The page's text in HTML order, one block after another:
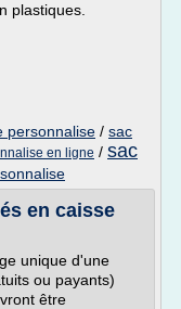
plastiques.
personnalise / sac
en ligne / sac
en caisse
unique d'une
ou payants)
être